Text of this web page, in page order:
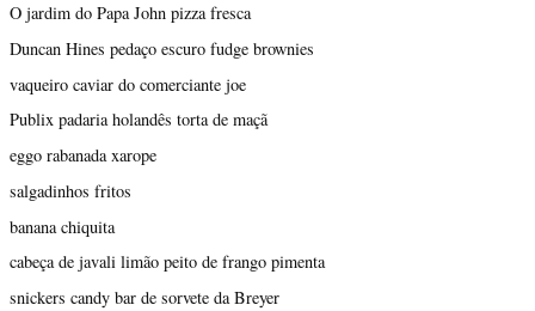
O jardim do Papa John pizza fresca
Duncan Hines pedaço escuro fudge brownies
vaqueiro caviar do comerciante joe
Publix padaria holandês torta de maçã
eggo rabanada xarope
salgadinhos fritos
banana chiquita
cabeça de javali limão peito de frango pimenta
snickers candy bar de sorvete da Breyer